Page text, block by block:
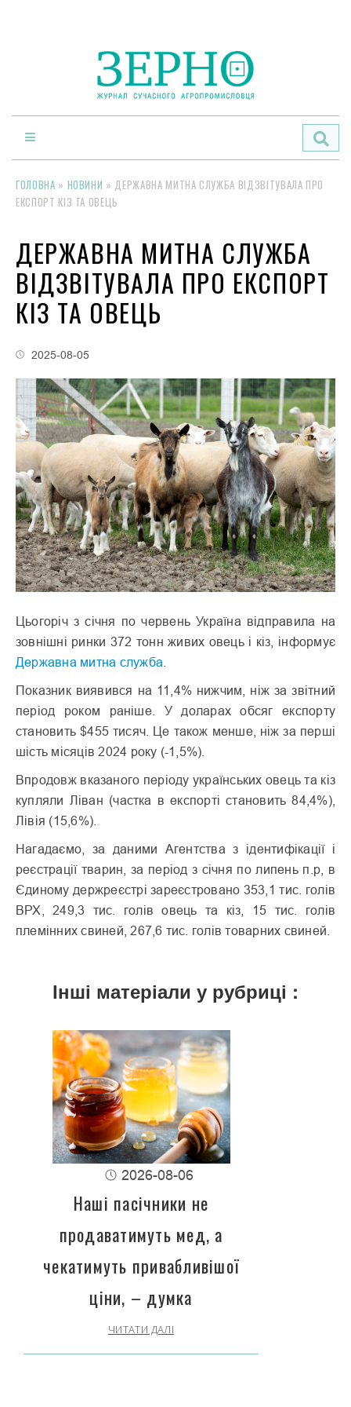
ГОЛОВНА » НОВИНИ » ДЕРЖАВНА МИТНА СЛУЖБА ВІДЗВІТУВАЛА ПРО
ЕКСПОРТ КІЗ ТА ОВЕЦЬ
ДЕРЖАВНА МИТНА СЛУЖБА
ВІДЗВІТУВАЛА ПРО ЕКСПОРТ
КІЗ ТА ОВЕЦЬ
2025-08-05
Цьогоріч з січня по червень Україна відправила на
зовнішні ринки 372 тонн живих овець і кіз, інформує
Державна митна служба
Показник виявився на 11,4% нижчим, ніж за звітний
період роком раніше. У доларах обсяг експорту
становить $455 тисяч. Це також менше, ніж за перші
шість місяців 2024 року (-1,5%).
Впродовж вказаного періоду українських овець та кіз
купляли Ліван (частка в експорті становить 84,4%),
Лівія (15,6%).
Нагадаємо, за даними Агентства з ідентифікації і
реєстрації тварин, за період з січня по липень п.р, в
Єдиному держреєстрі зареєстровано 353,1 тис. голів
ВРХ, 249,3 тис. голів овець та кіз, 15 тис. голів
племінних свиней, 267,6 тис. голів товарних свиней.
Інші матеріали у рубриці :
2026-08-06
Наші пасічники не
продаватимуть мед, а
чекатимуть привабливішої
ціни, – думка
ЧИТАТИ ДАЛІ